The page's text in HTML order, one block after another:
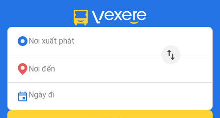
Nơi xuất phát
Nơi đến
Ngày đi